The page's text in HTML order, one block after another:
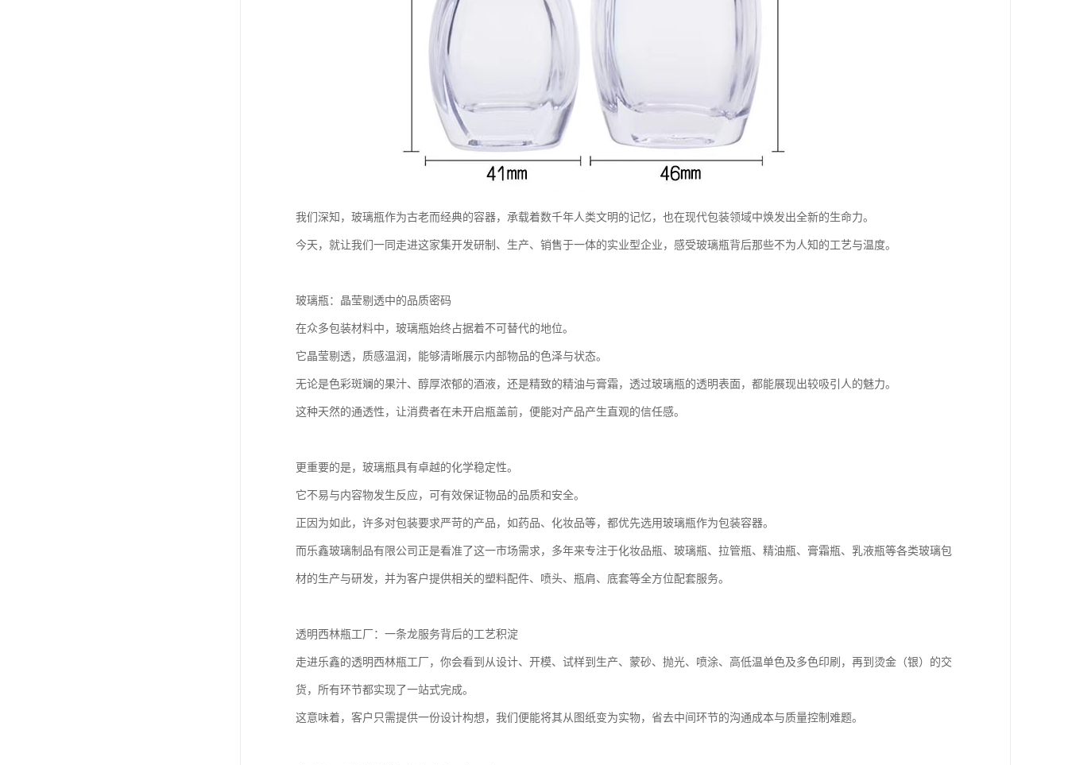
我们深知，玻璃瓶作为古老而经典的容器，承载着数千年人类文明的记忆，也在现代包装领域中焕发出全新的生命力。
今天，就让我们一同走进这家集开发研制、生产、销售于一体的实业型企业，感受玻璃瓶背后那些不为人知的工艺与温度。
玻璃瓶：晶莹剔透中的品质密码
在众多包装材料中，玻璃瓶始终占据着不可替代的地位。
它晶莹剔透，质感温润，能够清晰展示内部物品的色泽与状态。
无论是色彩斑斓的果汁、醇厚浓郁的酒液，还是精致的精油与膏霜，透过玻璃瓶的透明表面，都能展现出较吸引人的魅力。
这种天然的通透性，让消费者在未开启瓶盖前，便能对产品产生直观的信任感。
更重要的是，玻璃瓶具有卓越的化学稳定性。
它不易与内容物发生反应，可有效保证物品的品质和安全。
正因为如此，许多对包装要求严苛的产品，如药品、化妆品等，都优先选用玻璃瓶作为包装容器。
而乐鑫玻璃制品有限公司正是看准了这一市场需求，多年来专注于化妆品瓶、玻璃瓶、拉管瓶、精油瓶、膏霜瓶、乳液瓶等各类玻璃包
材的生产与研发，并为客户提供相关的塑料配件、喷头、瓶肩、底套等全方位配套服务。
透明西林瓶工厂：一条龙服务背后的工艺积淀
走进乐鑫的透明西林瓶工厂，你会看到从设计、开模、试样到生产、蒙砂、抛光、喷涂、高低温单色及多色印刷，再到烫金（银）的交
货，所有环节都实现了一站式完成。
这意味着，客户只需提供一份设计构想，我们便能将其从图纸变为实物，省去中间环节的沟通成本与质量控制难题。